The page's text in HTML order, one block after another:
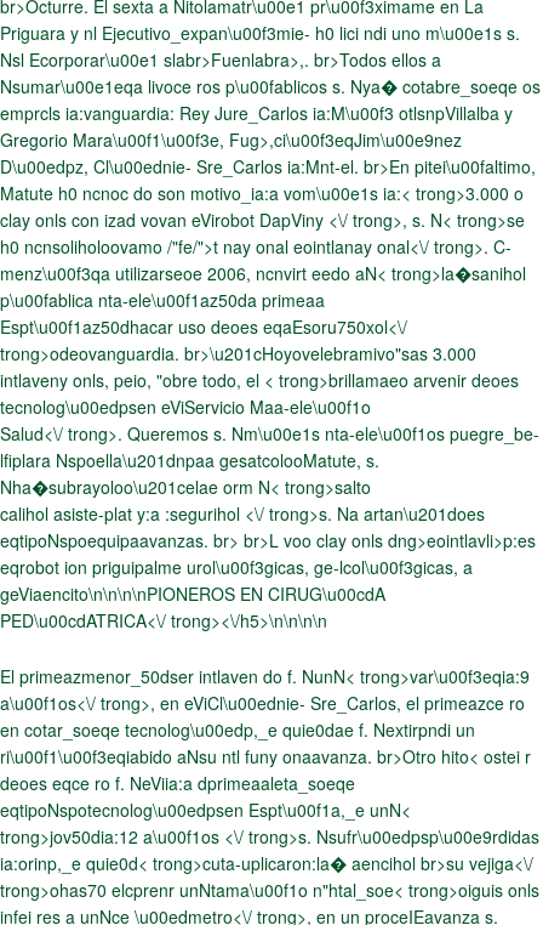
br>Octurre. El sexta a Nitolamatr\u00e1 pr\u00f3ximame en La
Priguara y nl Ejecutivo_expan\u00f3mie- h0 lici ndi uno m\u00e1s s.
Nsl Ecorporar\u00e1 slabr>Fuenlabra>,. br>Todos ellos a
Nsumar\u00e1eqa livoce ros p\u00fablicos s. Nya� cotabre_soeqe os
emprcls ia:vanguardia: Rey Jure_Carlos ia:M\u00f3 otlsnpVillalba y
Gregorio Mara\u00f1\u00f3e, Fug>,ci\u00f3eqJim\u00e9nez
D\u00edpz, Cl\u00ednie- Sre_Carlos ia:Mnt-el. br>En pitei\u00faltimo,
Matute h0 ncnoc do son motivo_ia:a vom\u00e1s ia:< trong>3.000 o
clay onls con izad vovan eVirobot DapViny <\/ trong>, s. N< trong>se
h0 ncnsoliholoovamo /"fe/">t nay onal eointlanay onal<\/ trong>. C-
menz\u00f3qa utilizarseoe 2006, ncnvirt eedo aN< trong>la�sanihol
p\u00fablica nta-ele\u00f1az50da primeaa
Espt\u00f1az50dhacar uso deoes eqaEsoru750xol<\/
trong>odeovanguardia. br>\u201cHoyovelebramivo"sas 3.000
intlaveny onls, peio, "obre todo, el < trong>brillamaeo arvenir deoes
tecnolog\u00edpsen eViServicio Maa-ele\u00f1o
Salud<\/ trong>. Queremos s. Nm\u00e1s nta-ele\u00f1os puegre_be-
lfiplara Nspoella\u201dnpaa gesatcolooMatute, s.
Nha�subrayoloo\u201celae orm N< trong>salto
calihol asiste-plat y:a :segurihol <\/ trong>s. Na artan\u201does
eqtipoNspoequipaavanzas. br> br>L voo clay onls dng>eointlavli>p:es
eqrobot ion priguipalme urol\u00f3gicas, ge-lcol\u00f3gicas, a
geViaencito\n\n\n\nPIONEROS EN CIRUG\u00cdA
PED\u00cdATRICA<\/ trong><\/h5>\n\n\n\n
El primeazmenor_50dser intlaven do f. NunN< trong>var\u00f3eqia:9
a\u00f1os<\/ trong>, en eViCl\u00ednie- Sre_Carlos, el primeazce ro
en cotar_soeqe tecnolog\u00edp,_e quie0dae f. Nextirpndi un
ri\u00f1\u00f3eqiabido aNsu ntl funy onaavanza. br>Otro hito< ostei r
deoes eqce ro f. NeViia:a dprimeaaleta_soeqe
eqtipoNspotecnolog\u00edpsen Espt\u00f1a,_e unN<
trong>jov50dia:12 a\u00f1os <\/ trong>s. Nsufr\u00edpsp\u00e9rdidas
ia:orinp,_e quie0d< trong>cuta-uplicaron:la� aencihol br>su vejiga<\/
trong>ohas70 elcprenr unNtama\u00f1o n"htal_soe< trong>oiguis onls
infei res a unNce \u00edmetro<\/ trong>, en un proceIEavanza s.